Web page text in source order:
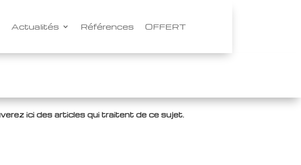
Actualités Références OFFERT
ici des articles qui traitent de ce sujet.